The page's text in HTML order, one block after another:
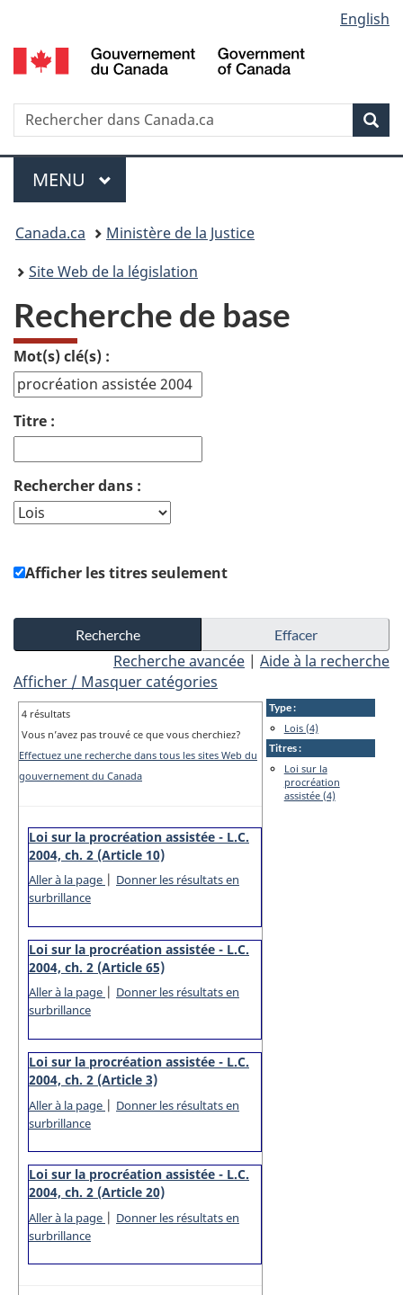
au
contenu
Â«
propos
de
la
HTML
simplifiÃ©e
selection
English
Recherche
Menu
MENU PRINCIPAL
Vous
etes
ici
Canada.ca
Ministère de la Justice
Site Web de la législation
Recherche de base
Mot(s) clé(s) :
Titre :
Rechercher dans :
Afficher les titres seulement
Recherche avancée | Aide à la recherche
Afficher / Masquer catégories
4 résultats
Vous n’avez pas trouvé ce que vous cherchiez?
Effectuez une recherche dans tous les sites Web du
gouvernement du Canada
Loi sur la procréation assistée - L.C.
2004, ch. 2 (Article 10)
Aller à la page | Donner les résultats en
surbrillance
Loi sur la procréation assistée - L.C.
2004, ch. 2 (Article 65)
Aller à la page | Donner les résultats en
surbrillance
Loi sur la procréation assistée - L.C.
2004, ch. 2 (Article 3)
Aller à la page | Donner les résultats en
surbrillance
Loi sur la procréation assistée - L.C.
2004, ch. 2 (Article 20)
Aller à la page | Donner les résultats en
surbrillance
Type :
Lois (4)
Titres :
Loi sur la
procréation
assistée (4)